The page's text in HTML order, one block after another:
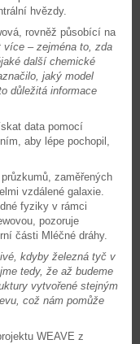
hvězdy.
rovněž působící na
více – zejména to, zda
další chemické
jaký model
důležitá informace
data pomocí
aby lépe pochopil,
zaměřených
vzdálené galaxie.
fyziky v rámci
pozoruje
části Mléčné dráhy.
kdyby železná tyč v
tedy, že až budeme
vytvořené stejným
což nám pomůže
WEAVE z